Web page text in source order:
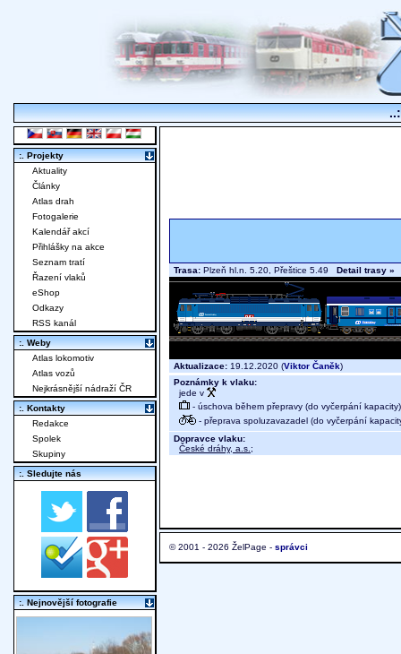
Trasa: Plzeň hl.n. 5.20, Přeštice 5.49 Detail trasy »
Aktualizace: 19.12.2020 (Viktor Čaněk)
Poznámky k vlaku:
jede v
- úschova během přepravy (do vyčerpání kapacity)
- přeprava spoluzavazadel (do vyčerpání
Dopravce vlaku:
České dráhy, a.s. ;
© 2001 - 2026 ŽelPage - správci
:. Projekty
Aktuality
Články
Atlas drah
Fotogalerie
Kalendář akcí
Přihlášky na akce
Seznam tratí
Řazení vlaků
eShop
Odkazy
RSS kanál
:. Weby
Atlas lokomotiv
Atlas vozů
Nejkrásnější nádraží ČR
:. Kontakty
Redakce
Spolek
Skupiny
:. Sledujte nás
:. Nejnovější fotografie